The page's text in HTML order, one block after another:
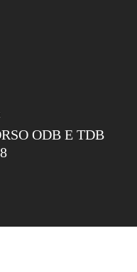
ODB E TDB